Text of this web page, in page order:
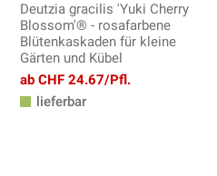
Deutzia gracilis 'Yuki Cherry
Blossom'® - rosafarbene
Blütenkaskaden für kleine
Gärten und Kübel
ab CHF 24.67/Pfl.
lieferbar